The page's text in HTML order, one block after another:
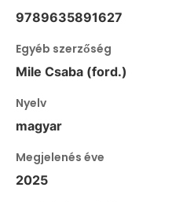
9789635891627
Egyéb szerzőség
Mile Csaba (ford.)
Nyelv
magyar
Megjelenés éve
2025